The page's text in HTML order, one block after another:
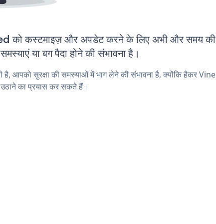
को कस्टमाइज़ और अपडेट करने के लिए अभी और समय की
या बग पैदा होने की संभावना है।
आपको सुरक्षा की समस्याओं में भाग लेने की संभावना है, क्योंकि हैकर Vine
उठाने का प्रयास कर सकते हैं।